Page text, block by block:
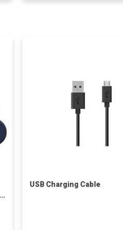
USB Charging Cable